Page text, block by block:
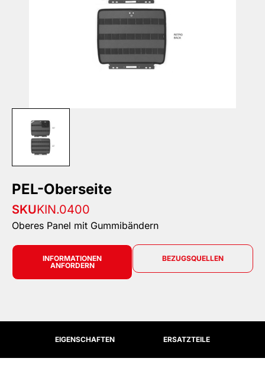
PEL-Oberseite
SKUKIN.0400
Oberes Panel mit Gummibändern
INFORMATIONEN
ANFORDERN
BEZUGSQUELLEN
EIGENSCHAFTEN ERSATZTEILE